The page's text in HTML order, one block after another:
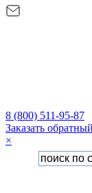
8 (800) 511-95-87
Заказать
×